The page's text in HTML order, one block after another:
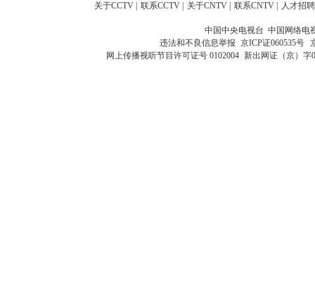
关于CCTV 联系CCTV 关于CNTV 联系CNTV 人才招聘
中国中央电视台 中国网络电
违法和不良信息举报 京ICP证060535号
网上传播视听节目许可证号 0102004 新出网证（京）